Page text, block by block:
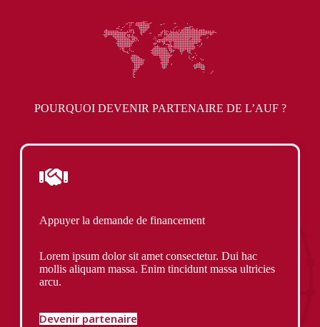
POURQUOI DEVENIR PARTENAIRE DE L’AUF ?
Appuyer la demande de financement
Lorem ipsum dolor sit amet consectetur. Dui hac
mollis aliquam massa. Enim tincidunt massa ultricies
arcu.
Devenir partenaire